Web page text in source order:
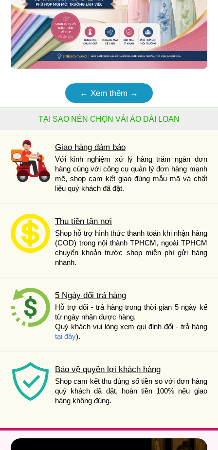
← Xem thêm →
TẠI SAO NÊN CHỌN VẢI ÁO DÀI LOAN
Giao hàng đảm bảo
Với kinh nghiệm xử lý hàng trăm ngàn đơn
hàng cùng với công cụ quản lý đơn hàng mạnh
mẽ, shop cam kết giao đúng mẫu mã và chất
liệu quý khách đã đặt.
Thu tiền tận nơi
Shop hỗ trợ hình thức thanh toán khi nhận hàng
(COD) trong nội thành TPHCM, ngoài TPHCM
chuyển khoản trước shop miễn phí gửi hàng
nhanh.
5 Ngày đổi trả hàng
Hỗ trợ đổi - trả hàng trong thời gian 5 ngày kể
từ ngày nhận được hàng.
Quý khách vui lòng xem qui định đổi - trả hàng
tại đây).
Bảo vệ quyền lợi khách hàng
Shop cam kết thu đúng số tiền so với đơn hàng
quý khách đã đặt, hoàn tiền 100% nếu giao
hàng không đúng.